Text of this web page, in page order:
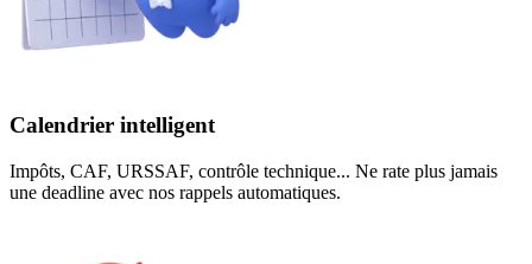
Calendrier intelligent
Impôts, CAF, URSSAF, contrôle technique... Ne rate plus jamais
une deadline avec nos rappels automatiques.